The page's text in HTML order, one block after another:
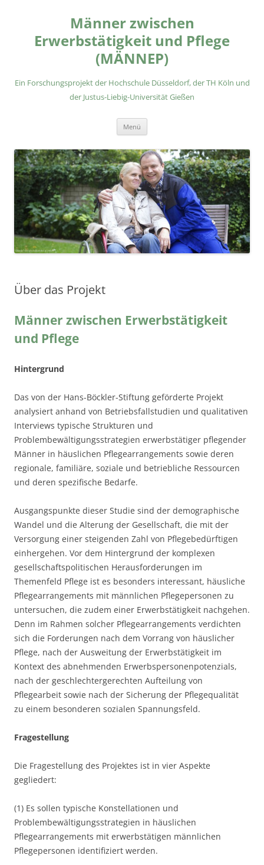
Männer zwischen
Erwerbstätigkeit und Pflege
(MÄNNEP)
Ein Forschungsprojekt der Hochschule Düsseldorf, der TH Köln und
der Justus-Liebig-Universität Gießen
Menü
Über das Projekt
Männer zwischen Erwerbstätigkeit
und Pflege
Hintergrund
Das von der Hans-Böckler-Stiftung geförderte Projekt
analysiert anhand von Betriebsfallstudien und qualitativen
Interviews typische Strukturen und
Problembewältigungsstrategien erwerbstätiger pflegender
Männer in häuslichen Pflegearrangements sowie deren
regionale, familiäre, soziale und betriebliche Ressourcen
und deren spezifische Bedarfe.
Ausgangspunkte dieser Studie sind der demographische
Wandel und die Alterung der Gesellschaft, die mit der
Versorgung einer steigenden Zahl von Pflegebedürftigen
einhergehen. Vor dem Hintergrund der komplexen
gesellschaftspolitischen Herausforderungen im
Themenfeld Pflege ist es besonders interessant, häusliche
Pflegearrangements mit männlichen Pflegepersonen zu
untersuchen, die zudem einer Erwerbstätigkeit nachgehen.
Denn im Rahmen solcher Pflegearrangements verdichten
sich die Forderungen nach dem Vorrang von häuslicher
Pflege, nach der Ausweitung der Erwerbstätigkeit im
Kontext des abnehmenden Erwerbspersonenpotenzials,
nach der geschlechtergerechten Aufteilung von
Pflegearbeit sowie nach der Sicherung der Pflegequalität
zu einem besonderen sozialen Spannungsfeld.
Fragestellung
Die Fragestellung des Projektes ist in vier Aspekte
gegliedert:
(1) Es sollen typische Konstellationen und
Problembewältigungsstrategien in häuslichen
Pflegearrangements mit erwerbstätigen männlichen
Pflegepersonen identifiziert werden.